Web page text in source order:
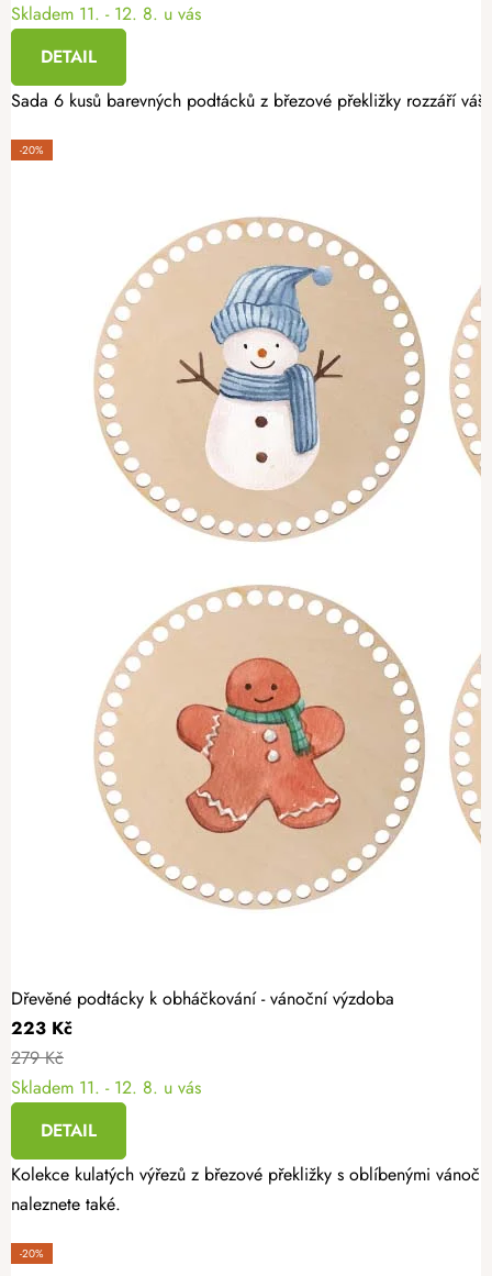
Skladem 11. - 12. 8. u vás
DETAIL
Sada 6 kusů barevných podtácků z březové překližky rozzáří
-20%
Dřevěné podtácky k obháčkování - vánoční výzdoba
223 Kč
279 Kč
Skladem 11. - 12. 8. u vás
DETAIL
Kolekce kulatých výřezů z březové překližky s oblíbenými
naleznete také.
-20%